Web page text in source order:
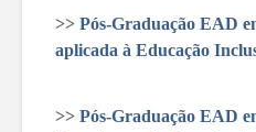
>> Pós-Graduação EAD
aplicada à Educação
>> Pós-Graduação EAD